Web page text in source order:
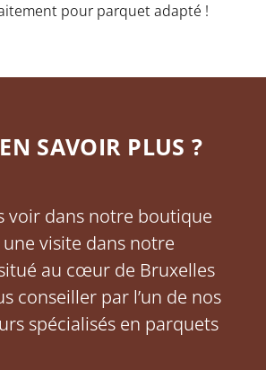
pour parquet adapté !
SAVOIR PLUS ?
voir dans notre boutique
visite dans notre
au cœur de Bruxelles
conseiller par l’un de nos
spécialisés en parquets